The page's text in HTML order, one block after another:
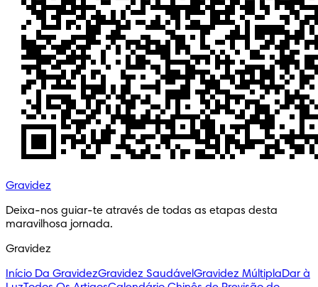
Gravidez
Deixa-nos guiar-te através de todas as etapas desta
maravilhosa jornada.
Gravidez
Início Da GravidezGravidez SaudávelGravidez MúltiplaDar à